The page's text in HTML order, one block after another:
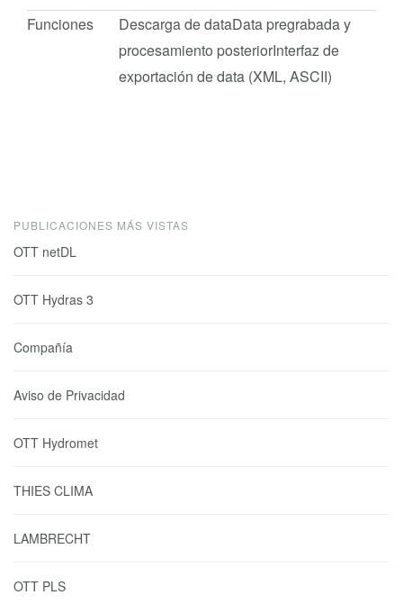
Funciones
Descarga de dataData pregrabada y
procesamiento posteriorInterfaz de
exportación de data (XML, ASCII)
PUBLICACIONES MÁS VISTAS
OTT netDL
OTT Hydras 3
Compañía
Aviso de Privacidad
OTT Hydromet
THIES CLIMA
LAMBRECHT
OTT PLS